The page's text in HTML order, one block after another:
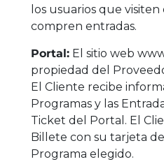
los usuarios que
compren entradas.
Portal: El sitio web
propiedad del
El Cliente recibe
Programas y las
Ticket del Portal. El
Billete con su tarjeta
Programa elegido.